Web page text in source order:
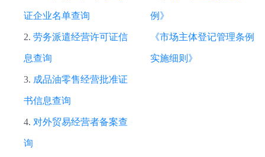
证企业名单查询
2. 劳务派遣经营许可证信
息查询
3. 成品油零售经营批准证
书信息查询
4. 对外贸易经营者备案查
询
例》
《市场主体登记管理条例
实施细则》